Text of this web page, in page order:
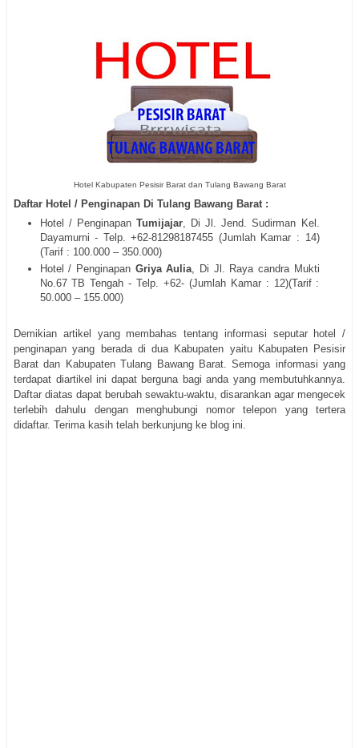
Hotel Kabupaten Pesisir Barat dan Tulang Bawang Barat
Daftar Hotel / Penginapan Di Tulang Bawang Barat :
Hotel / Penginapan Tumijajar, Di Jl. Jend. Sudirman Kel.
Dayamurni - Telp. +62-81298187455 (Jumlah Kamar : 14)
(Tarif : 100.000 – 350.000)
Hotel / Penginapan Griya Aulia, Di Jl. Raya candra Mukti
No.67 TB Tengah - Telp. +62- (Jumlah Kamar : 12)(Tarif :
50.000 – 155.000)
Demikian artikel yang membahas tentang informasi seputar hotel /
penginapan yang berada di dua Kabupaten yaitu Kabupaten Pesisir
Barat dan Kabupaten Tulang Bawang Barat. Semoga informasi yang
terdapat diartikel ini dapat berguna bagi anda yang membutuhkannya.
Daftar diatas dapat berubah sewaktu-waktu, disarankan agar mengecek
terlebih dahulu dengan menghubungi nomor telepon yang tertera
didaftar. Terima kasih telah berkunjung ke blog ini.